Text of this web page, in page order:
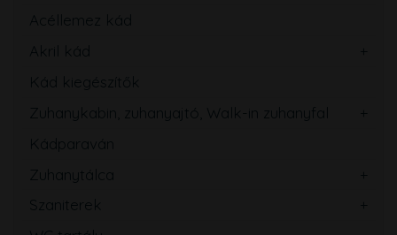
Acéllemez kád
Akril kád
Kád kiegészítők
Zuhanykabin, zuhanyajtó, Walk-in zuhanyfal
Kádparaván
Zuhanytálca
Szaniterek